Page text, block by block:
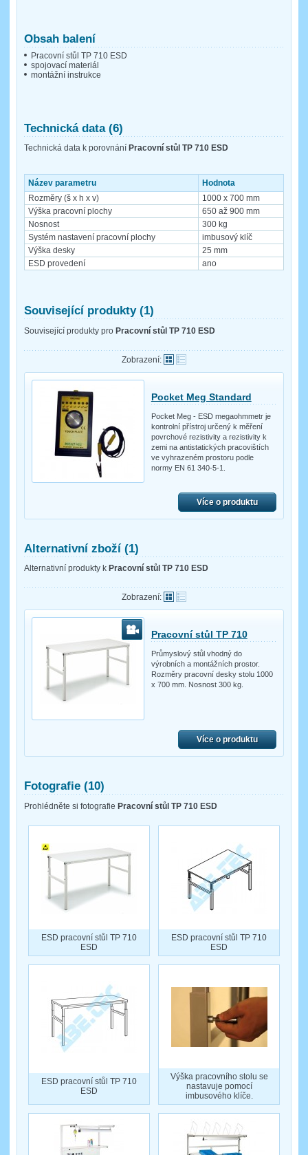
Obsah balení
Pracovní stůl TP 710 ESD
spojovací materiál
montážní instrukce
Technická data (6)
Technická data k porovnání Pracovní stůl TP 710 ESD
Název parametru
Hodnota
Rozměry (š x h x v)
1000 x 700 mm
Výška pracovní plochy
650 až 900 mm
Nosnost
300 kg
Systém nastavení pracovní plochy
imbusový klíč
Výška desky
25 mm
ESD provedení
ano
Související produkty (1)
Související produkty pro Pracovní stůl TP 710 ESD
Zobrazení:
Pocket Meg Standard
Pocket Meg - ESD megaohmmetr je
kontrolní přístroj určený k měření
povrchové rezistivity a rezistivity k
zemi na antistatických pracovištích
ve vyhrazeném prostoru podle
normy EN 61 340-5-1.
Více o produktu
Alternativní zboží (1)
Alternativní produkty k Pracovní stůl TP 710 ESD
Zobrazení:
Pracovní stůl TP 710
Průmyslový stůl vhodný do
výrobních a montážních prostor.
Rozměry pracovní desky stolu 1000
x 700 mm. Nosnost 300 kg.
Více o produktu
Fotografie (10)
Prohlédněte si fotografie Pracovní stůl TP 710 ESD
ESD pracovní stůl TP 710
ESD
ESD pracovní stůl TP 710
ESD
ESD pracovní stůl TP 710
ESD
Výška pracovního stolu se
nastavuje pomocí
imbusového klíče.